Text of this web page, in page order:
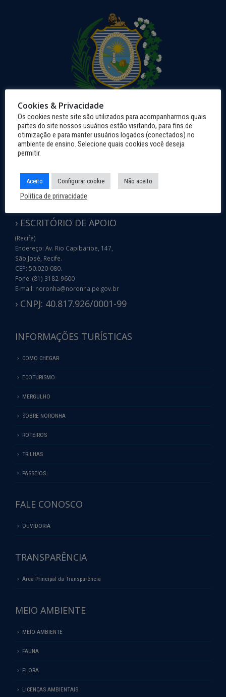
› SEDE DA ADMINISTRAÇÃO
(Palácio São Miguel)
Vila dos Remédios, Fernando de Noronha.
CEP: 53.990-000.
Fone: (81) 3619-0812
› ESCRITÓRIO DE APOIO
(Recife)
Endereço: Av. Rio Capibaribe, 147,
São José, Recife.
CEP: 50.020-080.
Fone: (81) 3182-9600
E-mail: noronha@noronha.pe.gov.br
› CNPJ: 40.817.926/0001-99
INFORMAÇÕES TURÍSTICAS
COMO CHEGAR
ECOTURISMO
MERGULHO
SOBRE NORONHA
ROTEIROS
TRILHAS
PASSEIOS
FALE CONOSCO
OUVIDORIA
TRANSPARÊNCIA
Área Principal da Transparência
MEIO AMBIENTE
MEIO AMBIENTE
FAUNA
FLORA
LICENÇAS AMBIENTAIS
Cookies & Privacidade
Os cookies neste site são utilizados para acompanharmos quais
partes do site nossos usuários estão visitando, para fins de
otimização e para manter usuários logados (conectados) no
ambiente de ensino. Selecione quais cookies você deseja
permitir.
Aceito Configurar cookie Não aceito
Politica de prirvacidade